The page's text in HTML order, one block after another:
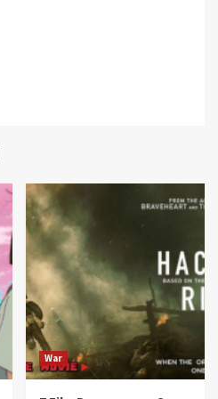
War